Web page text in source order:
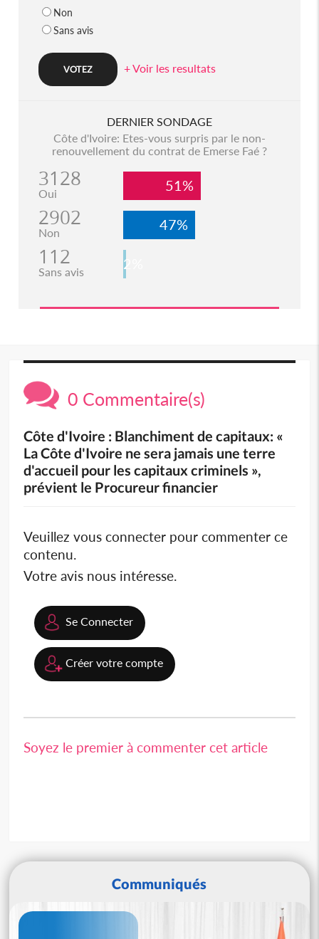
Non
Sans avis
+ Voir les resultats
DERNIER SONDAGE
Côte d'Ivoire: Etes-vous surpris par le non-
renouvellement du contrat de Emerse Faé ?
3128
Oui 51%
2902
Non 47%
112
Sans avis 2%
0 Commentaire(s)
Côte d'Ivoire : Blanchiment de capitaux: «
La Côte d'Ivoire ne sera jamais une terre
d'accueil pour les capitaux criminels »,
prévient le Procureur financier
Veuillez vous connecter pour commenter ce
contenu.
Votre avis nous intéresse.
Se Connecter
Créer votre compte
Soyez le premier à commenter cet article
Communiqués